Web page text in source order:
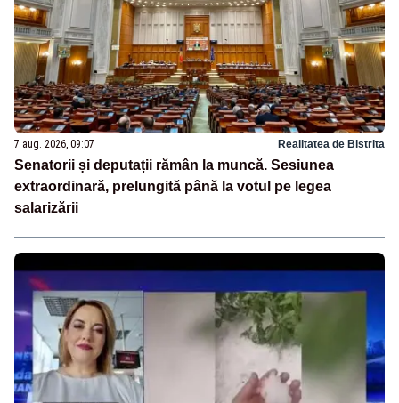
7 aug. 2026, 09:07 Realitatea de Bistrita
Senatorii și deputații rămân la muncă. Sesiunea
extraordinară, prelungită până la votul pe legea
salarizării